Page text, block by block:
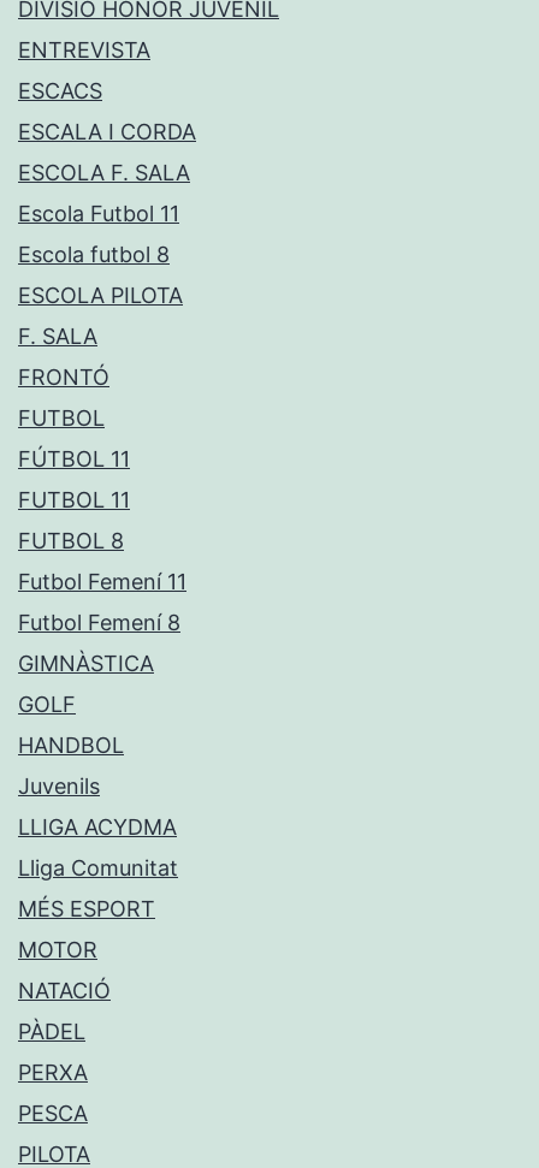
DIVISIÓ HONOR JUVENIL
ENTREVISTA
ESCACS
ESCALA I CORDA
ESCOLA F. SALA
Escola Futbol 11
Escola futbol 8
ESCOLA PILOTA
F. SALA
FRONTÓ
FUTBOL
FÚTBOL 11
FUTBOL 11
FUTBOL 8
Futbol Femení 11
Futbol Femení 8
GIMNÀSTICA
GOLF
HANDBOL
Juvenils
LLIGA ACYDMA
Lliga Comunitat
MÉS ESPORT
MOTOR
NATACIÓ
PÀDEL
PERXA
PESCA
PILOTA